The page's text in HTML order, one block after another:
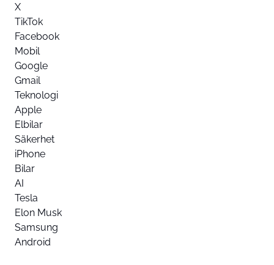
X
TikTok
Facebook
Mobil
Google
Gmail
Teknologi
Apple
Elbilar
Säkerhet
iPhone
Bilar
AI
Tesla
Elon Musk
Samsung
Android